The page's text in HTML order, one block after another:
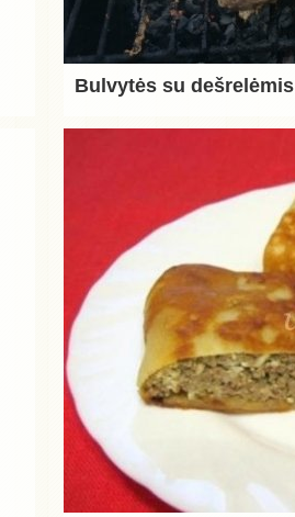
Bulvytės su dešrelėmis